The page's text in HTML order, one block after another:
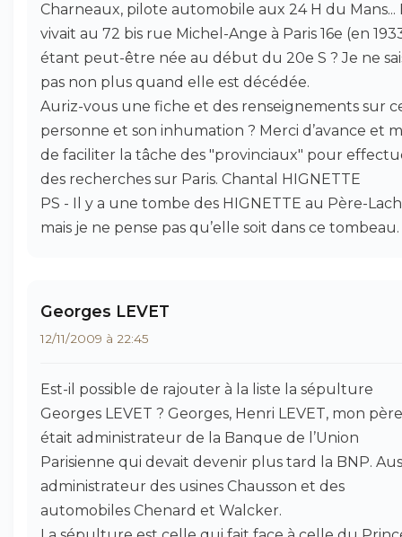
Charneaux, pilote automobile aux 24 H du Mans...
vivait au 72 bis rue Michel-Ange à Paris 16e (en
étant peut-être née au début du 20e S ? Je ne
pas non plus quand elle est décédée.
Auriz-vous une fiche et des renseignements sur
personne et son inhumation ? Merci d’avance et
de faciliter la tâche des "provinciaux" pour
des recherches sur Paris. Chantal HIGNETTE
PS - Il y a une tombe des HIGNETTE au Père-
mais je ne pense pas qu’elle soit dans ce tombeau.
Georges LEVET
12/11/2009 à 22:45
Est-il possible de rajouter à la liste la sépulture
Georges LEVET ? Georges, Henri LEVET, mon
était administrateur de la Banque de l’Union
Parisienne qui devait devenir plus tard la BNP.
administrateur des usines Chausson et des
automobiles Chenard et Walcker.